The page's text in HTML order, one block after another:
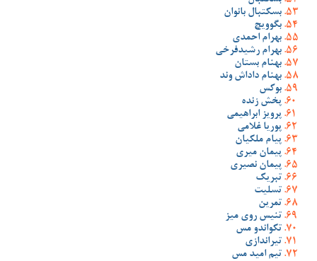
بسکتبال بانوان
بگوویچ
بهرام احمدی
بهرام رشیدفرخی
بهنام بستان
بهنام داداش وند
بوکس
پخش زنده
پرویز ابراهیمی
پوریا غلامی
پیام ملکیان
پیمان میری
پیمان نصیری
تبریک
تسلیت
تمرین
تنیس روی میز
تکواندو مس
تیراندازی
تیم امید مس